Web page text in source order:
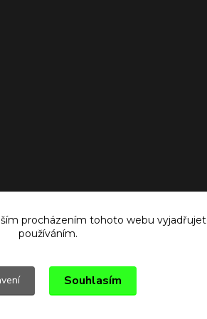
procházením tohoto webu
používáním.
Souhlasím